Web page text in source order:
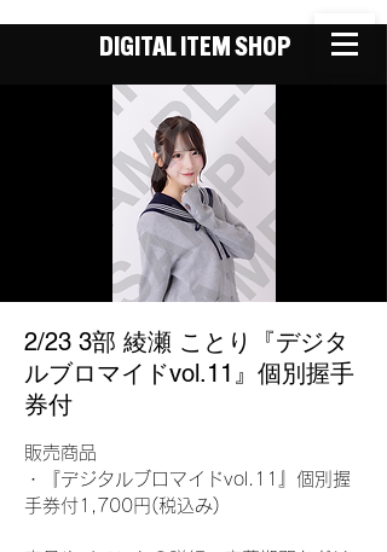
DIGITAL ITEM SHOP
2/23 3部 綾瀬 ことり『デジタ
ルブロマイドvol.11』個別握手
券付
販売商品
・『デジタルブロマイドvol.11』個別握
手券付1,700円(税込み)